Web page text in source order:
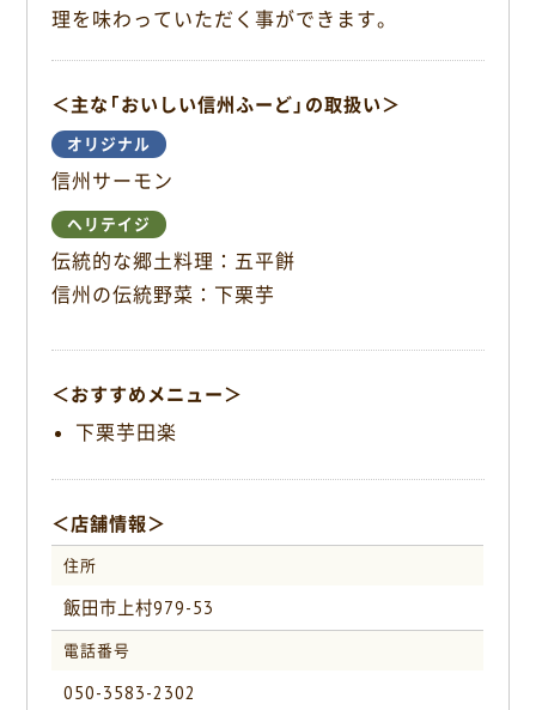
理を味わっていただく事ができます。
＜主な「おいしい信州ふーど」の取扱い＞
オリジナル
信州サーモン
ヘリテイジ
伝統的な郷土料理：五平餅
信州の伝統野菜：下栗芋
＜おすすめメニュー＞
下栗芋田楽
＜店舗情報＞
住所
飯田市上村979-53
電話番号
050-3583-2302